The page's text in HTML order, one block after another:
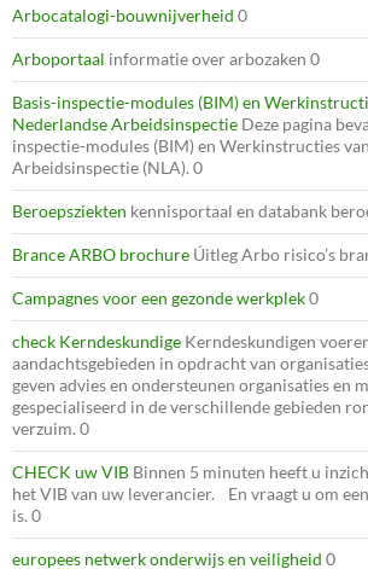
Arbocatalogi-bouwnijverheid 0
Arboportaal informatie over arbozaken 0
Basis-inspectie-modules (BIM) en
Nederlandse Arbeidsinspectie Deze pagina
inspectie-modules (BIM) en Werkinstructies
Arbeidsinspectie (NLA). 0
Beroepsziekten kennisportaal en databank
Brance ARBO brochure Úitleg Arbo risico’s
Campagnes voor een gezonde werkplek0
check Kerndeskundige Kerndeskundigen
aandachtsgebieden in opdracht van
geven advies en ondersteunen organisaties en
gespecialiseerd in de verschillende gebieden
verzuim. 0
CHECK uw VIB Binnen 5 minuten heeft u
het VIB van uw leverancier. En vraagt u om
is. 0
europees netwerk onderwijs en veiligheid 0